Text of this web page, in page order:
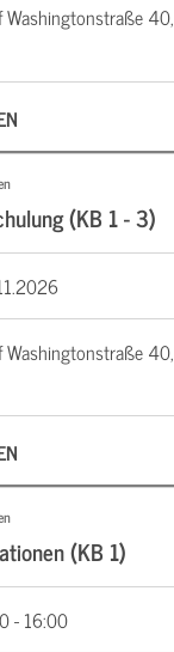
Washingtonstraße 40,
(KB 1 - 3)
Washingtonstraße 40,
(KB 1)
- 16:00